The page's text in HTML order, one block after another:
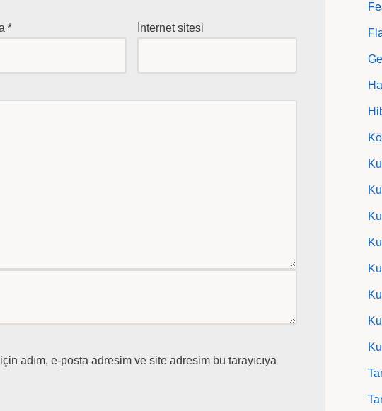
* İnternet sitesi
adım, e-posta adresim ve site adresim bu tarayıcıya